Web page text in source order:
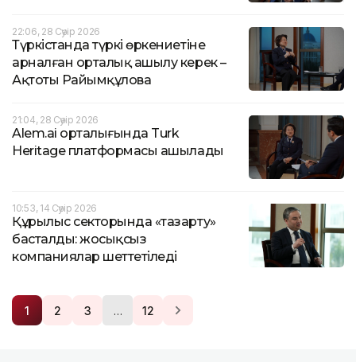
22:06, 28 Сәуір 2026
Түркістанда түркі өркениетіне
арналған орталық ашылу керек –
Ақтоты Райымқұлова
21:04, 28 Сәуір 2026
Alem.ai орталығында Turk
Heritage платформасы ашылады
10:53, 14 Сәуір 2026
Құрылыс секторында «тазарту»
басталды: жосықсыз
компаниялар шеттетіледі
1 2 3 … 12